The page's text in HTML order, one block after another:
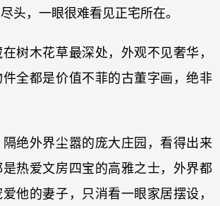
头，一眼很难看见正宅所在。
树木花草最深处，外观不见奢华，
全都是价值不菲的古董字画，绝非
绝外界尘嚣的庞大庄园，看得出来
热爱文房四宝的高雅之士，外界都
他的妻子，只消看一眼家居摆设，